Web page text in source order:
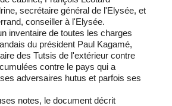
secrétaire général de l'Elysée, et
conseiller à l'Elysée.
inventaire de toutes les charges
du président Paul Kagamé,
des Tutsis de l'extérieur contre
contre le pays qui a
adversaires hutus et parfois ses
notes, le document décrit